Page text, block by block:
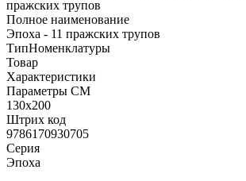
пражских трупов
Полное наименование
Эпоха - 11 пражских трупов
ТипНоменклатуры
Товар
Характеристики
Параметры СМ
130х200
Штрих код
9786170930705
Серия
Эпоха